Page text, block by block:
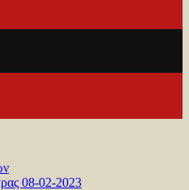
08-02-2023